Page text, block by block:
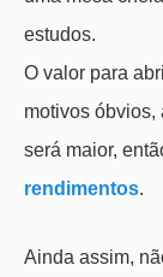
O valor para
motivos óbvios,
será maior,
rendimentos.
Ainda assim,